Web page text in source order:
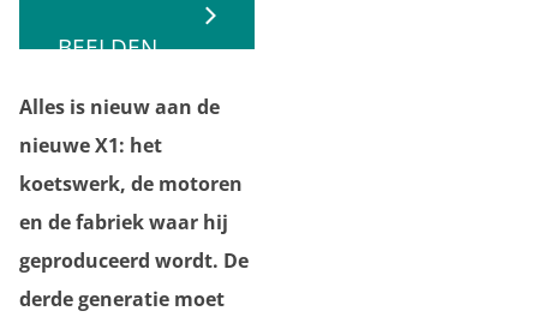
BEELDEN
Alles is nieuw aan de
nieuwe X1: het
koetswerk, de motoren
en de fabriek waar hij
geproduceerd wordt. De
derde generatie moet